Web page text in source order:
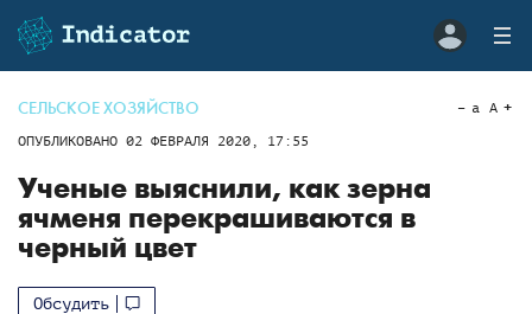
СЕЛЬСКОЕ ХОЗЯЙСТВО
ОПУБЛИКОВАНО 02 ФЕВРАЛЯ 2020, 17:55
a A
Ученые выяснили, как зерна
ячменя перекрашиваются в
черный цвет
Обсудить